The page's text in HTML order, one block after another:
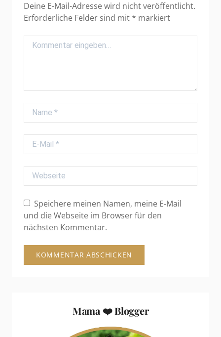
Deine E-Mail-Adresse wird nicht veröffentlicht.
Erforderliche Felder sind mit * markiert
Comment
Name
E-Mail
Webseite
Speichere meinen Namen, meine E-Mail
und die Webseite im Browser für den
nächsten Kommentar.
Mama ❤️ Blogger